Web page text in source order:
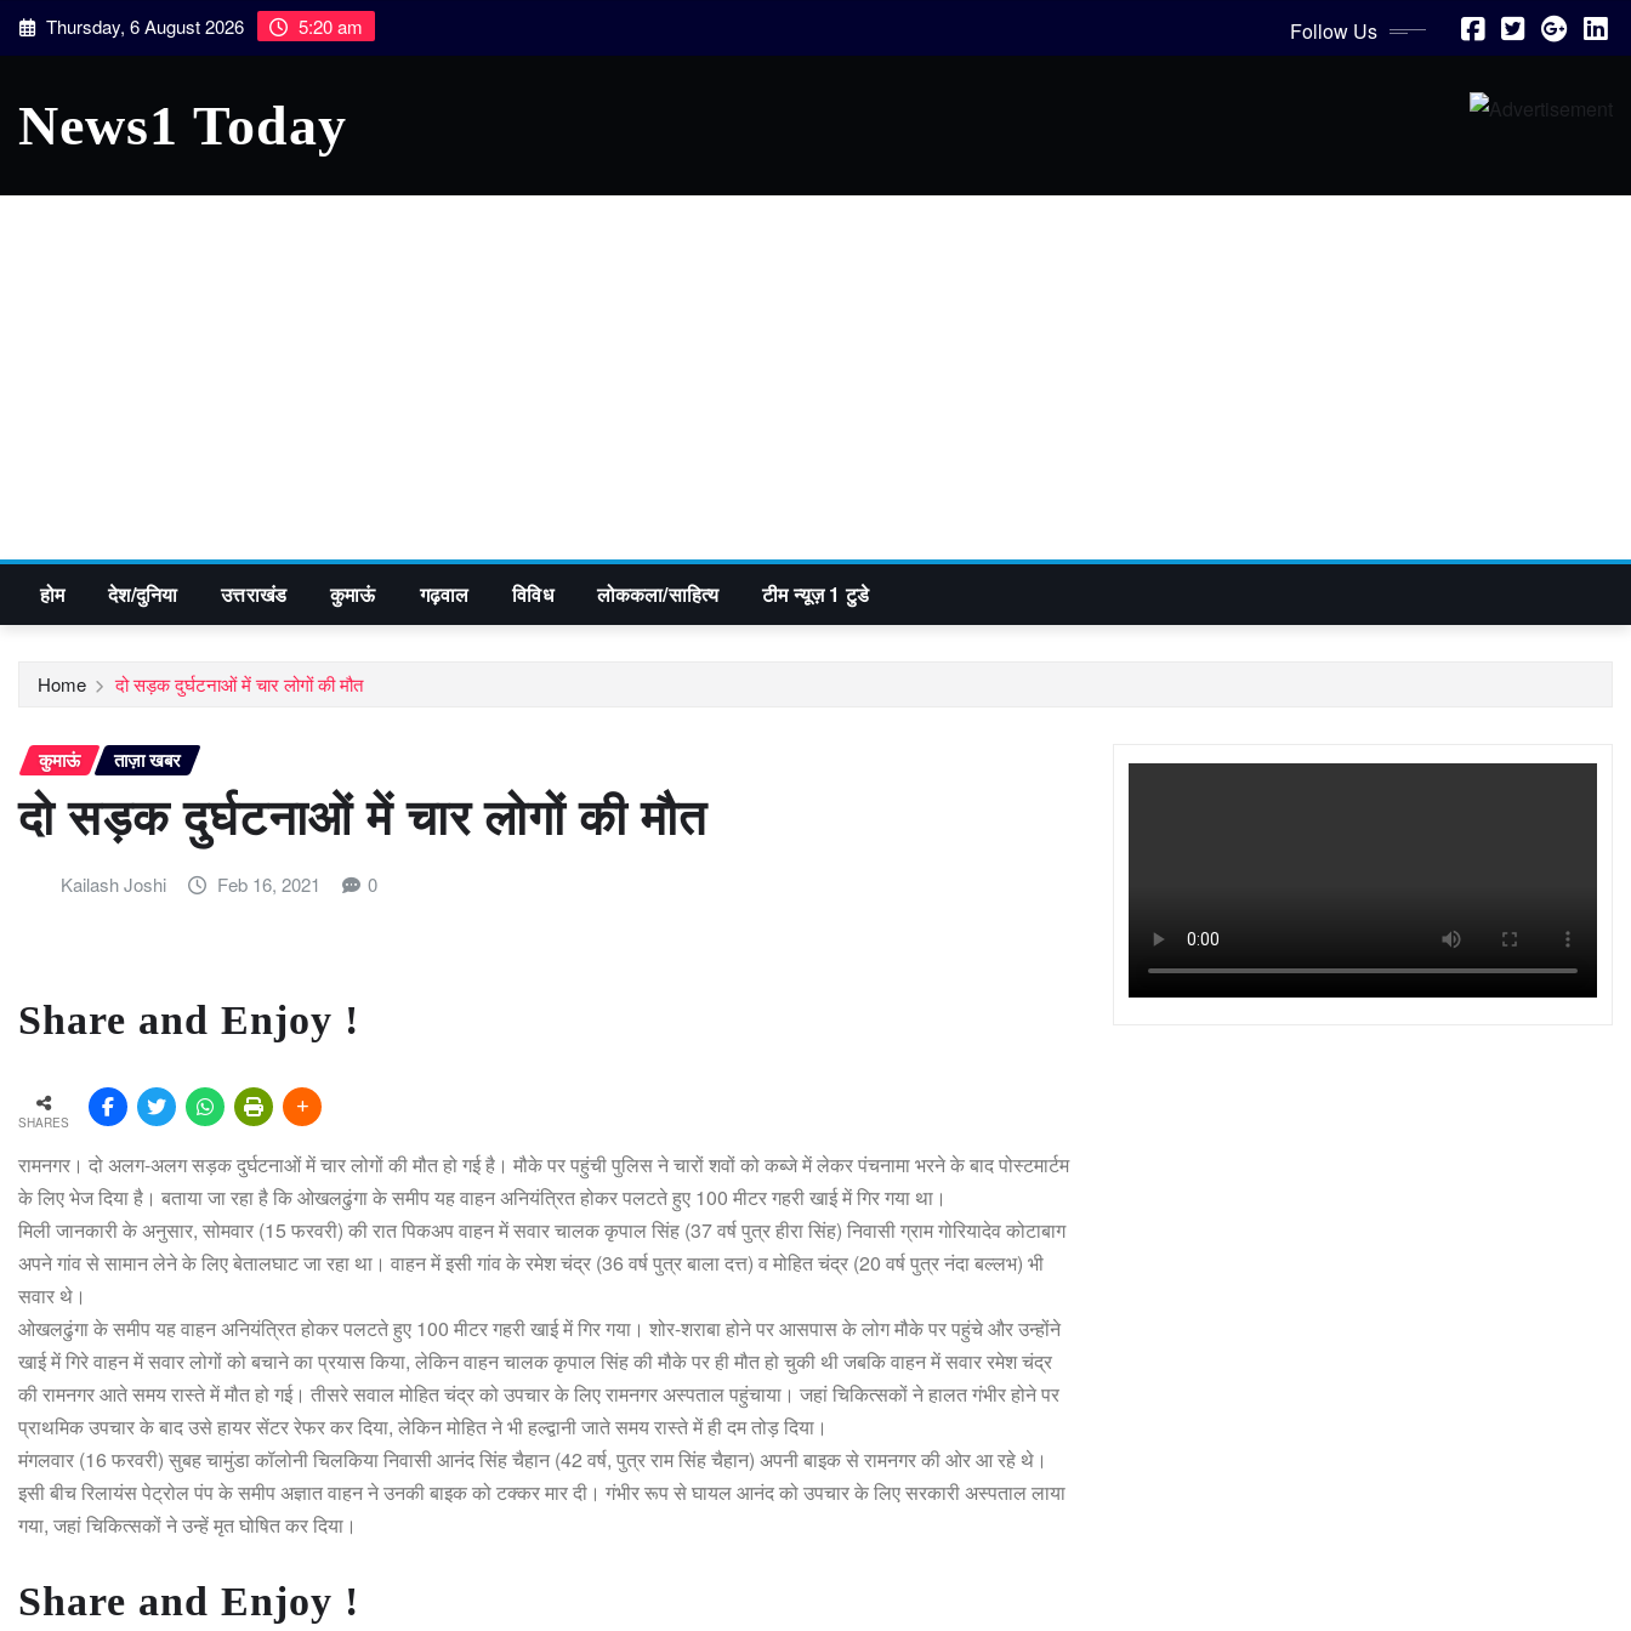
Skip Thursday, 6 August 2026 5:20 am Follow Us
News1 Today
होम देश/दुनिया उत्तराखंड कुमाऊं गढ़वाल विविध लोककला/साहित्य टीम न्यूज़ 1 टुडे
Home दो सड़क दुर्घटनाओं में चार लोगों की मौत
कुमाऊं ताज़ा खबर
दो सड़क दुर्घटनाओं में चार लोगों की मौत
Kailash Joshi Feb 16, 2021 0
Share and Enjoy !
SHARES
रामनगर। दो अलग-अलग सड़क दुर्घटनाओं में चार लोगों की मौत हो गई है। मौके पर पहुंची पुलिस ने चारों शवों को कब्जे में लेकर पंचनामा भरने के बाद पोस्टमार्टम
के लिए भेज दिया है। बताया जा रहा है कि ओखलढुंगा के समीप यह वाहन अनियंत्रित होकर पलटते हुए 100 मीटर गहरी खाई में गिर गया था।
मिली जानकारी के अनुसार, सोमवार (15 फरवरी) की रात पिकअप वाहन में सवार चालक कृपाल सिंह (37 वर्ष पुत्र हीरा सिंह) निवासी ग्राम गोरियादेव कोटाबाग
अपने गांव से सामान लेने के लिए बेतालघाट जा रहा था। वाहन में इसी गांव के रमेश चंद्र (36 वर्ष पुत्र बाला दत्त) व मोहित चंद्र (20 वर्ष पुत्र नंदा बल्लभ) भी
सवार थे।
ओखलढुंगा के समीप यह वाहन अनियंत्रित होकर पलटते हुए 100 मीटर गहरी खाई में गिर गया। शोर-शराबा होने पर आसपास के लोग मौके पर पहुंचे और उन्होंने
खाई में गिरे वाहन में सवार लोगों को बचाने का प्रयास किया, लेकिन वाहन चालक कृपाल सिंह की मौके पर ही मौत हो चुकी थी जबकि वाहन में सवार रमेश चंद्र
की रामनगर आते समय रास्ते में मौत हो गई। तीसरे सवाल मोहित चंद्र को उपचार के लिए रामनगर अस्पताल पहुंचाया। जहां चिकित्सकों ने हालत गंभीर होने पर
प्राथमिक उपचार के बाद उसे हायर सेंटर रेफर कर दिया, लेकिन मोहित ने भी हल्द्वानी जाते समय रास्ते में ही दम तोड़ दिया।
मंगलवार (16 फरवरी) सुबह चामुंडा कॉलोनी चिलकिया निवासी आनंद सिंह चैहान (42 वर्ष, पुत्र राम सिंह चैहान) अपनी बाइक से रामनगर की ओर आ रहे थे।
इसी बीच रिलायंस पेट्रोल पंप के समीप अज्ञात वाहन ने उनकी बाइक को टक्कर मार दी। गंभीर रूप से घायल आनंद को उपचार के लिए सरकारी अस्पताल लाया
गया, जहां चिकित्सकों ने उन्हें मृत घोषित कर दिया।
Share and Enjoy !